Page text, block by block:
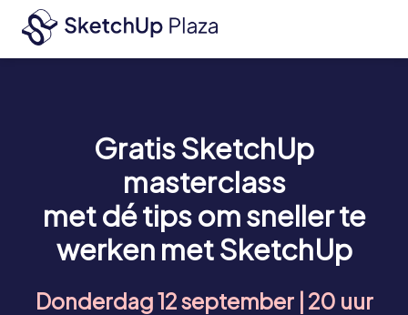
Gratis SketchUp
masterclass
met dé tips om sneller te
werken met SketchUp
Donderdag 12 september | 20 uur